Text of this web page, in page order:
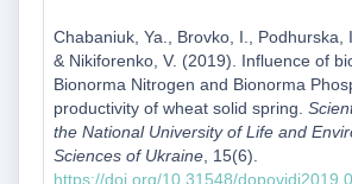
Chabaniuk, Ya., Brovko, I., Podhurska,
& Nikiforenko, V. (2019). Influence of
Bionorma Nitrogen and Bionorma
productivity of wheat solid spring.
the National University of Life and
Sciences of Ukraine, 15(6).
https://doi.org/10.31548/